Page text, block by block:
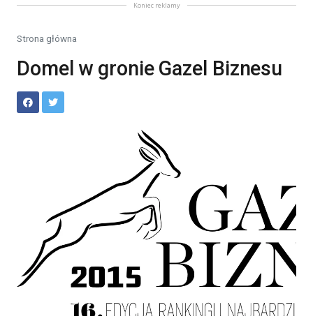
Koniec reklamy
Strona główna
Domel w gronie Gazel Biznesu